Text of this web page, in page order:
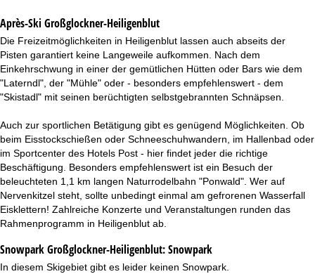
Après-Ski Großglockner-Heiligenblut
Die Freizeitmöglichkeiten in Heiligenblut lassen auch abseits der
Pisten garantiert keine Langeweile aufkommen. Nach dem
Einkehrschwung in einer der gemütlichen Hütten oder Bars wie dem
"Laterndl", der "Mühle" oder - besonders empfehlenswert - dem
"Skistadl" mit seinen berüchtigten selbstgebrannten Schnäpsen.
Auch zur sportlichen Betätigung gibt es genügend Möglichkeiten. Ob
beim Eisstockschießen oder Schneeschuhwandern, im Hallenbad oder
im Sportcenter des Hotels Post - hier findet jeder die richtige
Beschäftigung. Besonders empfehlenswert ist ein Besuch der
beleuchteten 1,1 km langen Naturrodelbahn "Ponwald". Wer auf
Nervenkitzel steht, sollte unbedingt einmal am gefrorenen Wasserfall
Eisklettern! Zahlreiche Konzerte und Veranstaltungen runden das
Rahmenprogramm in Heiligenblut ab.
Snowpark Großglockner-Heiligenblut:Snowpark
In diesem Skigebiet gibt es leider keinen Snowpark.